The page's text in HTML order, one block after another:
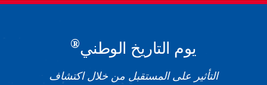
يوم التاريخ الوطني®
التأثير على المستقبل من خلال اكتشاف